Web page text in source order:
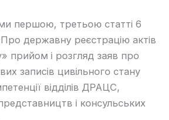
першою, третьою статті 6
державну реєстрацію актів
прийом і розгляд заяв про
записів цивільного стану
відділів ДРАЦС,
і консульських